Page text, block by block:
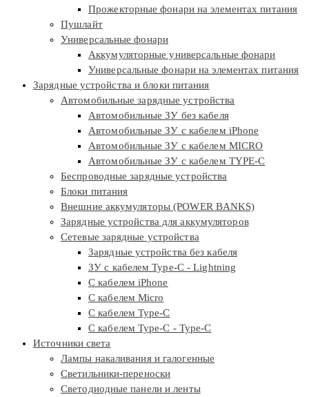
Прожекторные фонари на элементах питания
Пушлайт
Универсальные фонари
Аккумуляторные универсальные фонари
Универсальные фонари на элементах питания
Зарядные устройства и блоки питания
Автомобильные зарядные устройства
Автомобильные ЗУ без кабеля
Автомобильные ЗУ с кабелем iPhone
Автомобильные ЗУ с кабелем MICRO
Автомобильные ЗУ с кабелем TYPE-C
Беспроводные зарядные устройства
Блоки питания
Внешние аккумуляторы (POWER BANKS)
Зарядные устройства для аккумуляторов
Сетевые зарядные устройства
Зарядные устройства без кабеля
ЗУ с кабелем Type-C - Lightning
С кабелем iPhone
С кабелем Micro
С кабелем Type-C
С кабелем Type-C - Type-C
Источники света
Лампы накаливания и галогенные
Светильники-переноски
Светодиодные панели и ленты